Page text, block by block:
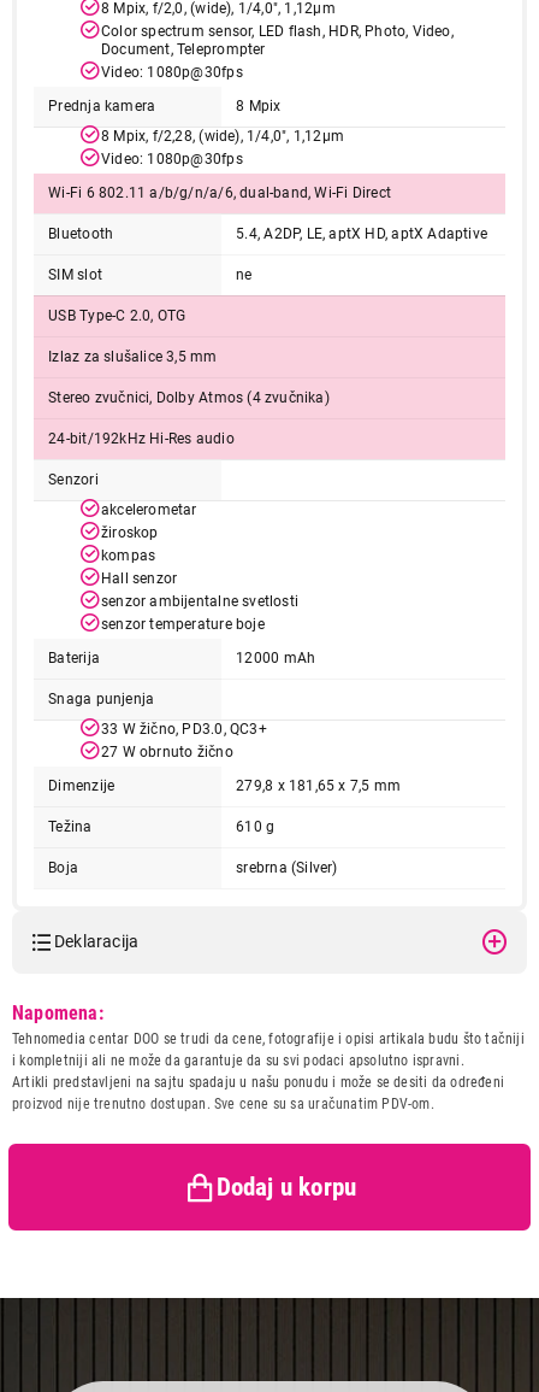
8 Mpix, f/2,0, (wide), 1/4,0", 1,12µm
Color spectrum sensor, LED flash, HDR, Photo, Video,
Document, Teleprompter
Video: 1080p@30fps
Prednja kamera
8 Mpix
8 Mpix, f/2,28, (wide), 1/4,0", 1,12µm
Video: 1080p@30fps
Wi-Fi 6 802.11 a/b/g/n/a/6, dual-band, Wi-Fi Direct
Bluetooth 5.4, A2DP, LE, aptX HD, aptX Adaptive
SIM slot ne
USB Type-C 2.0, OTG
Izlaz za slušalice 3,5 mm
Stereo zvučnici, Dolby Atmos (4 zvučnika)
24-bit/192kHz Hi-Res audio
Senzori
akcelerometar
žiroskop
kompas
Hall senzor
senzor ambijentalne svetlosti
senzor temperature boje
Baterija
12000 mAh
Snaga punjenja
33 W žično, PD3.0, QC3+
27 W obrnuto žično
Dimenzije
279,8 x 181,65 x 7,5 mm
Težina 610 g
Boja srebrna (Silver)
Deklaracija
VHU6249EU
Naziv i vrsta robe:
TABLET
Uvoznik:
PC Centar doo
kupaca po osnovu zakona o
zaštiti potrošača
Napomena:
Tehnomedia centar DOO se trudi da cene, fotografije i opisi artikala budu što tačniji
i kompletniji ali ne može da garantuje da su svi podaci apsolutno ispravni.
Artikli predstavljeni na sajtu spadaju u našu ponudu i može se desiti da određeni
proizvod nije trenutno dostupan. Sve cene su sa uračunatim PDV-om.
Dodaj u korpu
Nastavi kupovinu
Završi kupovinu